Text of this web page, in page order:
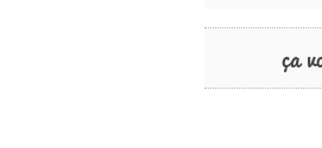
ça